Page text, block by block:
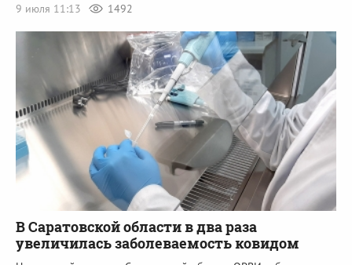
9 июля 11:13
1492
В Саратовской области в два раза
увеличилась заболеваемость ковидом